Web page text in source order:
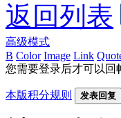
返回列表
高级模式
B Color Image Link
您需要登录后才可以回
本版积分规则 发表回复